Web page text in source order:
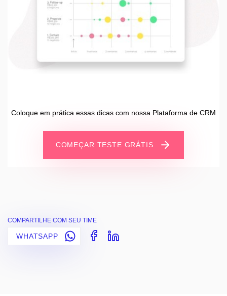
Coloque em prática essas dicas com nossa Plataforma de CRM
COMEÇAR TESTE GRÁTIS
COMPARTILHE COM SEU TIME
WHATSAPP